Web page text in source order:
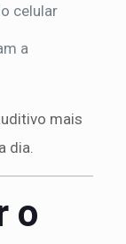
celular
a
mais
dia.
o